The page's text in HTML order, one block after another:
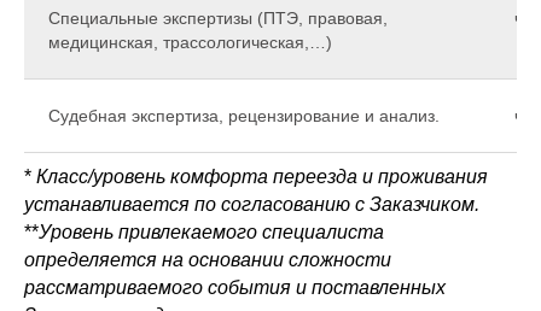
Специальные экспертизы (ПТЭ, правовая,
медицинская, трассологическая,…)
час
Судебная экспертиза, рецензирование и анализ. час
* Класс/уровень комфорта переезда и проживания
устанавливается по согласованию с Заказчиком.
**Уровень привлекаемого специалиста
определяется на основании сложности
рассматриваемого события и поставленных